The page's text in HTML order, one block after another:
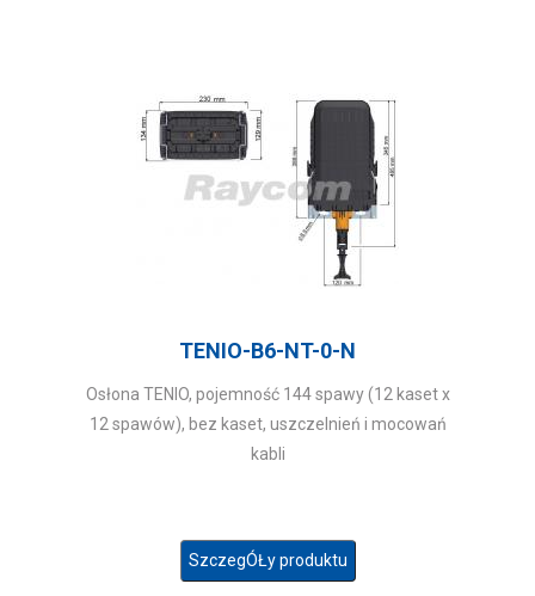
TENIO-B6-NT-0-N
Osłona TENIO, pojemność 144 spawy (12 kaset x
12 spawów), bez kaset, uszczelnień i mocowań
kabli
SzczegÓŁy produktu